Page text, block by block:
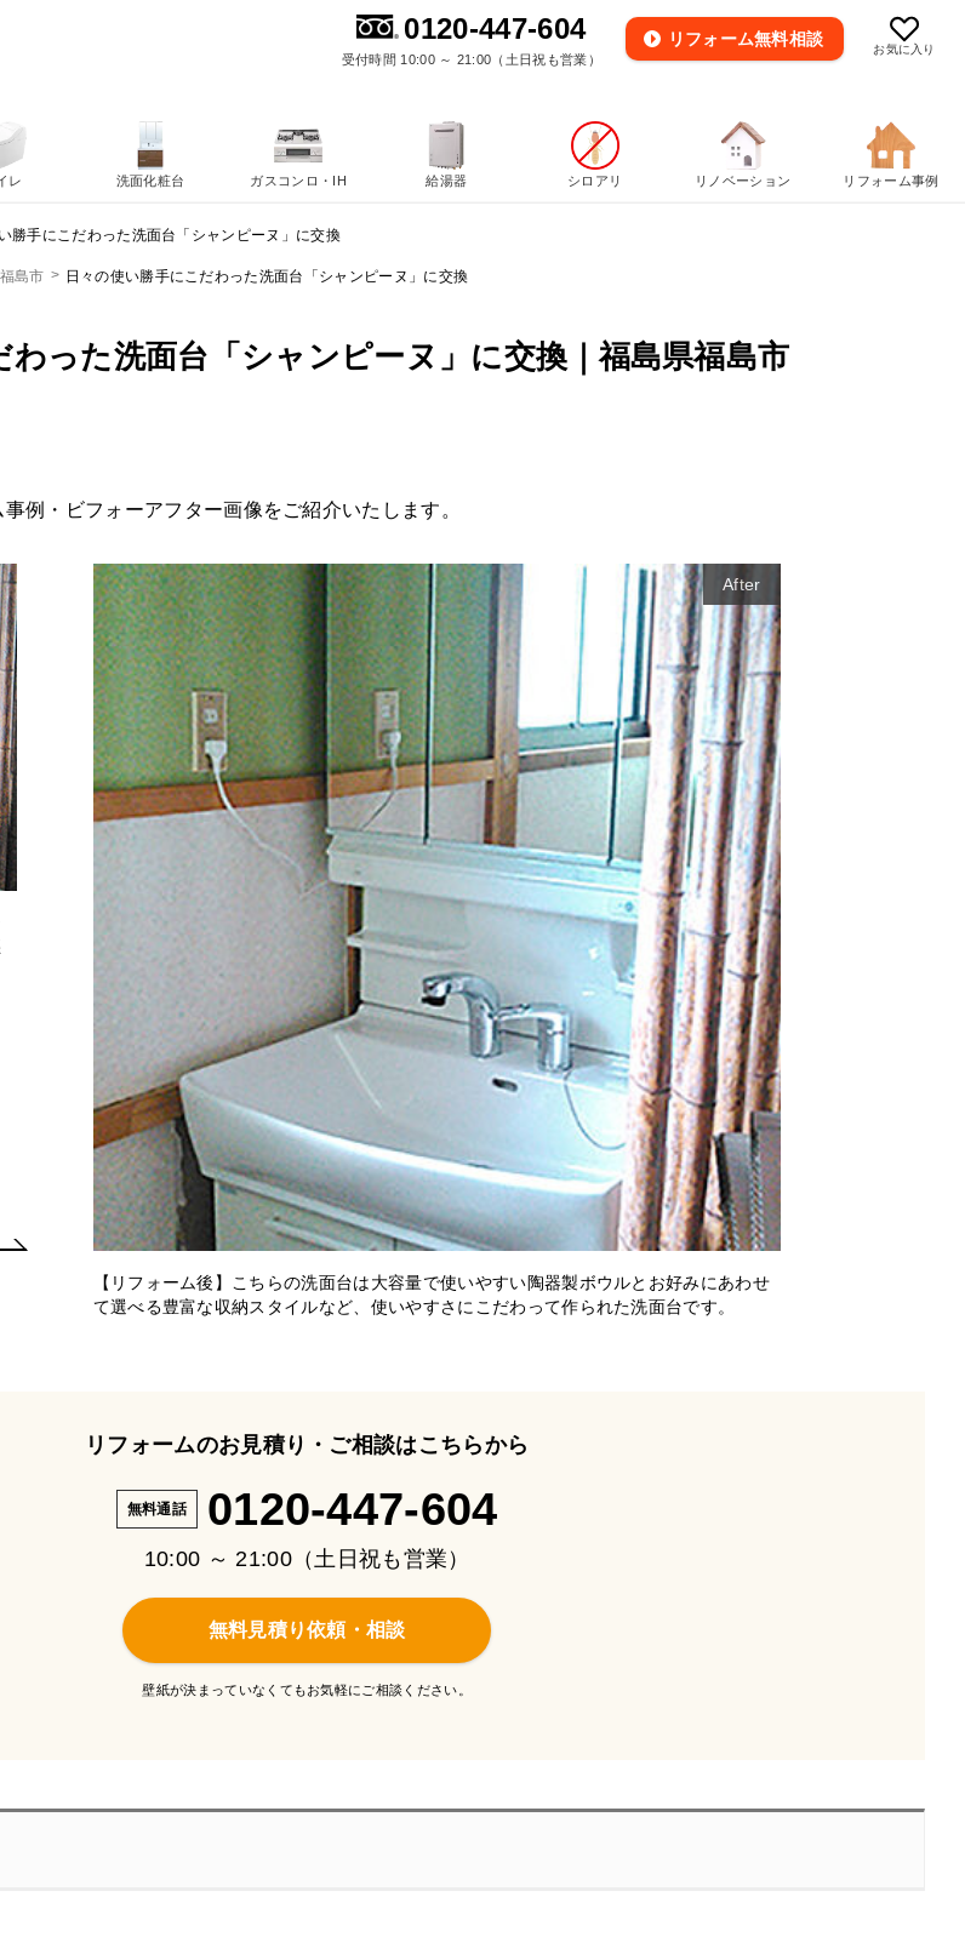
お気に入り
0120-447-604
受付時間 10:00 ～ 21:00（土日祝も営業）
リフォーム無料相談
勝手にこだわった洗面台「シャンピーヌ」に交換
福島市 日々の使い勝手にこだわった洗面台「シャンピーヌ」に交換
わった洗面台「シャンピーヌ」に交換｜福島県福島市
例・ビフォーアフター画像をご紹介いたします。
After
【リフォーム後】こちらの洗面台は大容量で使いやすい陶器製ボウルとお好みにあわせ
て選べる豊富な収納スタイルなど、使いやすさにこだわって作られた洗面台です。
リフォームのお見積り・ご相談はこちらから
無料通話 0120-447-604
10:00 ～ 21:00（土日祝も営業）
無料見積り依頼・相談
壁紙が決まっていなくてもお気軽にご相談ください。
レ 洗面化粧台 ガスコンロ・IH 給湯器 シロアリ リノベーション リフォーム事例